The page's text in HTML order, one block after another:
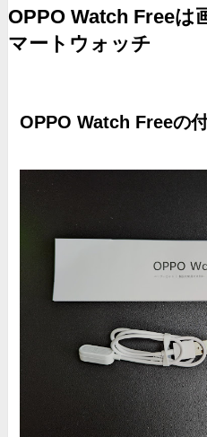
OPPO Watch Freeは
マートウォッチ
OPPO Watch Freeの